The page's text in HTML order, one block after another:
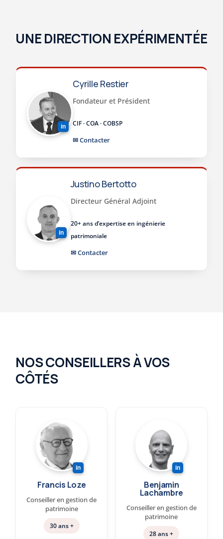
UNE DIRECTION EXPÉRIMENTÉE
in
Cyrille Restier
Fondateur et Président
CIF · COA · COBSP
✉ Contacter
in
Justino Bertotto
Directeur Général Adjoint
20+ ans d’expertise en ingénierie
patrimoniale
✉ Contacter
NOS CONSEILLERS À VOS
CÔTÉS
in
Francis Loze
Conseiller en gestion de
patrimoine
30 ans +
in
Benjamin
Lachambre
Conseiller en gestion de
patrimoine
28 ans +